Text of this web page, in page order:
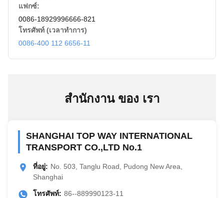
แฟกซ์:
0086-18929996666-821
โทรศัพท์ (เวลาทำการ)
0086-400 112 6656-11
สํานักงาน ของ เรา
SHANGHAI TOP WAY INTERNATIONAL
TRANSPORT CO.,LTD No.1
ที่อยู่: No. 503, Tanglu Road, Pudong New Area,
Shanghai
โทรศัพท์: 86--889990123-11